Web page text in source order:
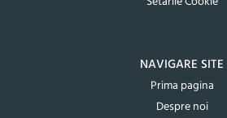
NAVIGARE SITE
Prima pagina
Despre noi